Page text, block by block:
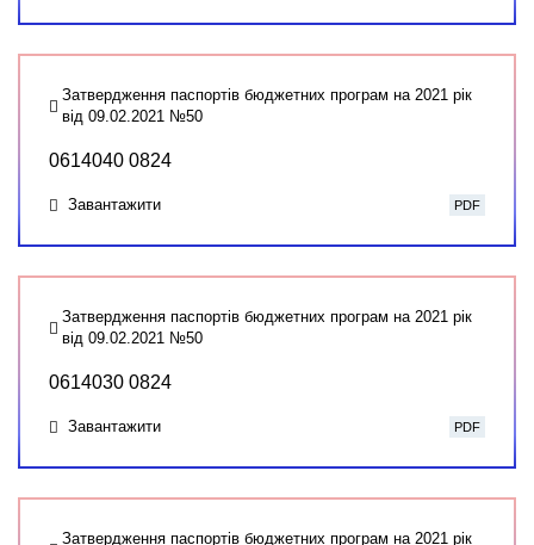
Затвердження паспортів бюджетних програм на 2021 рік
від 09.02.2021 №50
0614040 0824
Завантажити PDF
Затвердження паспортів бюджетних програм на 2021 рік
від 09.02.2021 №50
0614030 0824
Завантажити PDF
Затвердження паспортів бюджетних програм на 2021 рік